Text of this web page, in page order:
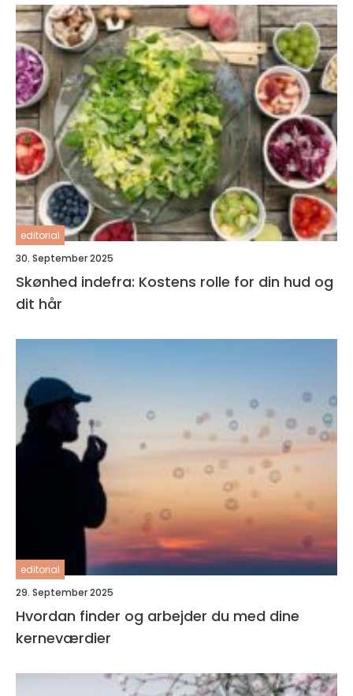
editorial
30. September 2025
Skønhed indefra: Kostens rolle for din hud og
dit hår
editorial
29. September 2025
Hvordan finder og arbejder du med dine
kerneværdier